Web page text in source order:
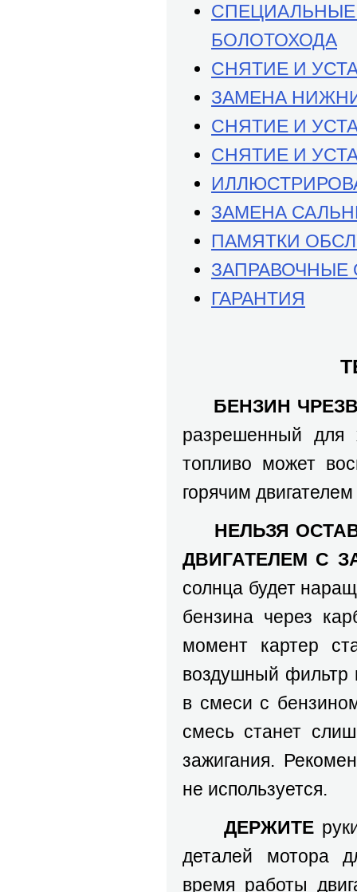
БОЛОТОХОДА
СНЯТИЕ И
ЗАМЕНА
СНЯТИЕ И
СНЯТИЕ И
ЗАМЕНА
ПАМЯТКИ
ГАРАНТИЯ
БЕНЗИН
разрешенный для
топливо может
горячим
НЕЛЬЗЯ
ДВИГАТЕЛЕМ С
солнца будет
бензина через
момент картер
воздушный фильтр
в смеси с
смесь станет
зажигания.
не используется.
ДЕРЖИТЕ
деталей мотора
время работы